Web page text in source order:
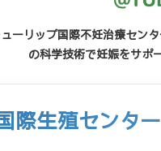
ーリップ国際不妊治療セン
の科学技術で妊娠をサポ
際生殖センター